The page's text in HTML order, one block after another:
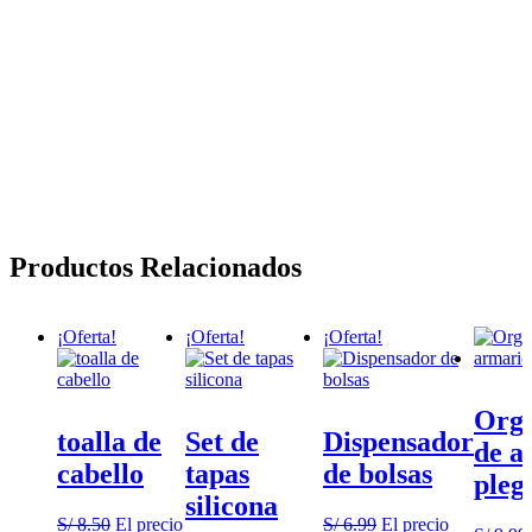
Productos Relacionados
¡Oferta!
toalla de
cabello
S/8.50 El precio
¡Oferta!
Set de
tapas
silicona
¡Oferta!
Dispensador
de bolsas
S/6.99 El precio
de